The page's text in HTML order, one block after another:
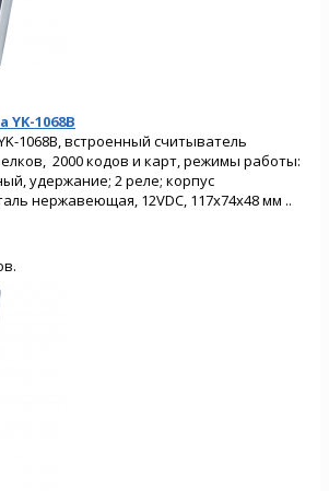
1068B
1068B, встроенный считыватель
2000 кодов и карт, режимы работы:
удержание; 2 реле; корпус
нержавеющая, 12VDC, 117х74х48 мм ..